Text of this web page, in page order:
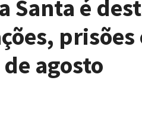
Santa é
prisões
agosto